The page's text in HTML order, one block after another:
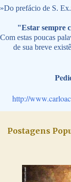
»Do prefácio de S.
"Estar sempre
Com estas poucas
de sua breve
http://
Postagens